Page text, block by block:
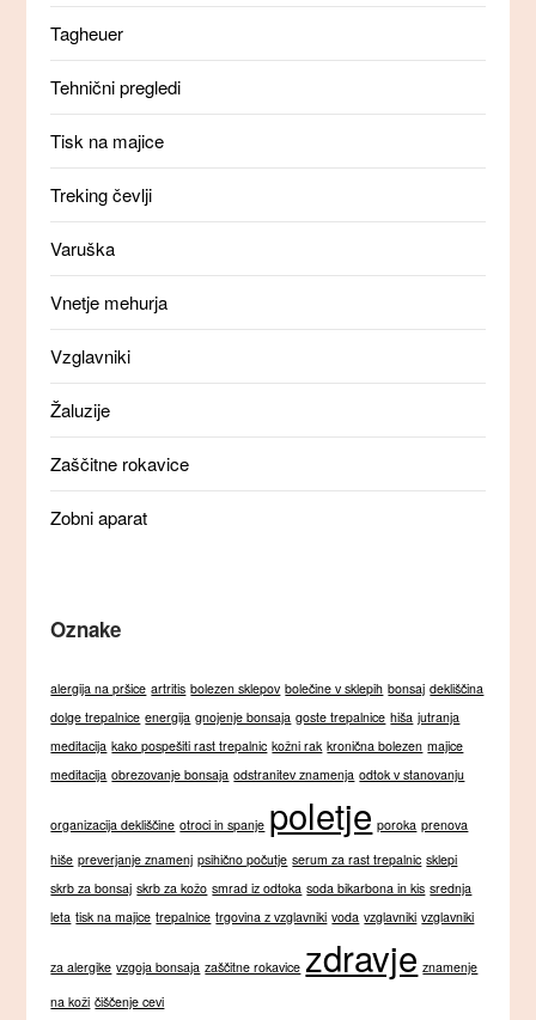
Tagheuer
Tehnični pregledi
Tisk na majice
Treking čevlji
Varuška
Vnetje mehurja
Vzglavniki
Žaluzije
Zaščitne rokavice
Zobni aparat
Oznake
alergija na pršice artritis bolezen sklepov bolečine v sklepih bonsaj dekliščina
dolge trepalnice energija gnojenje bonsaja goste trepalnice hiša jutranja
meditacija kako pospešiti rast trepalnic kožni rak kronična bolezen majice
meditacija obrezovanje bonsaja odstranitev znamenja odtok v stanovanju
organizacija dekliščine otroci in spanje poletje poroka prenova
hiše preverjanje znamenj psihično počutje serum za rast trepalnic sklepi
skrb za bonsaj skrb za kožo smrad iz odtoka soda bikarbona in kis srednja
leta tisk na majice trepalnice trgovina z vzglavniki voda vzglavniki vzglavniki
za alergike vzgoja bonsaja zaščitne rokavice zdravje znamenje
na koži čiščenje cevi